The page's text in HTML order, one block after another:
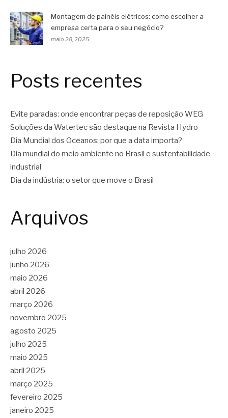
Montagem de painéis elétricos: como escolher a
empresa certa para o seu negócio?
maio 28, 2025
Posts recentes
Evite paradas: onde encontrar peças de reposição WEG
Soluções da Watertec são destaque na Revista Hydro
Dia Mundial dos Oceanos: por que a data importa?
Dia mundial do meio ambiente no Brasil e sustentabilidade
industrial
Dia da indústria: o setor que move o Brasil
Arquivos
julho 2026
junho 2026
maio 2026
abril 2026
março 2026
novembro 2025
agosto 2025
julho 2025
maio 2025
abril 2025
março 2025
fevereiro 2025
janeiro 2025